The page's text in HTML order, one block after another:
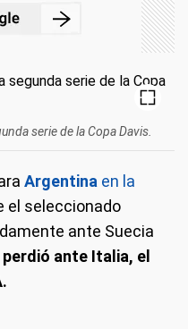
serie de la Copa Davis.
Argentina en la
el seleccionado
ante Suecia
ante Italia, el